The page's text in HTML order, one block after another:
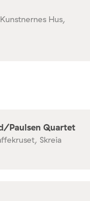
Hus,
Paulsen Quartet
Skreia